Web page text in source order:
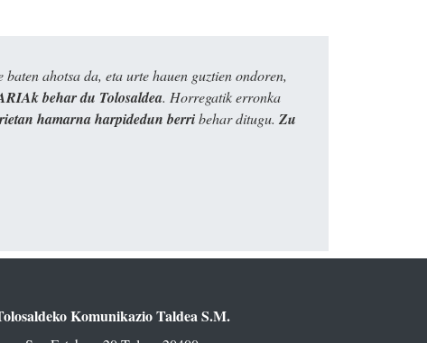
ahotsa da, eta urte hauen guztien ondoren,
behar du Tolosaldea. Horregatik erronka
hamarna harpidedun berribehar ditugu. Zu
Komunikazio Taldea S.M.